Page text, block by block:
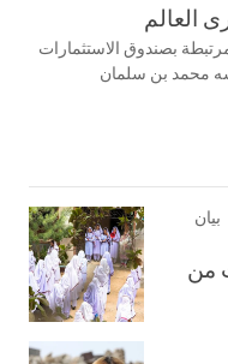
العالم
بصندوق الاستثمارات
محمد بن سلمان
بيان
من